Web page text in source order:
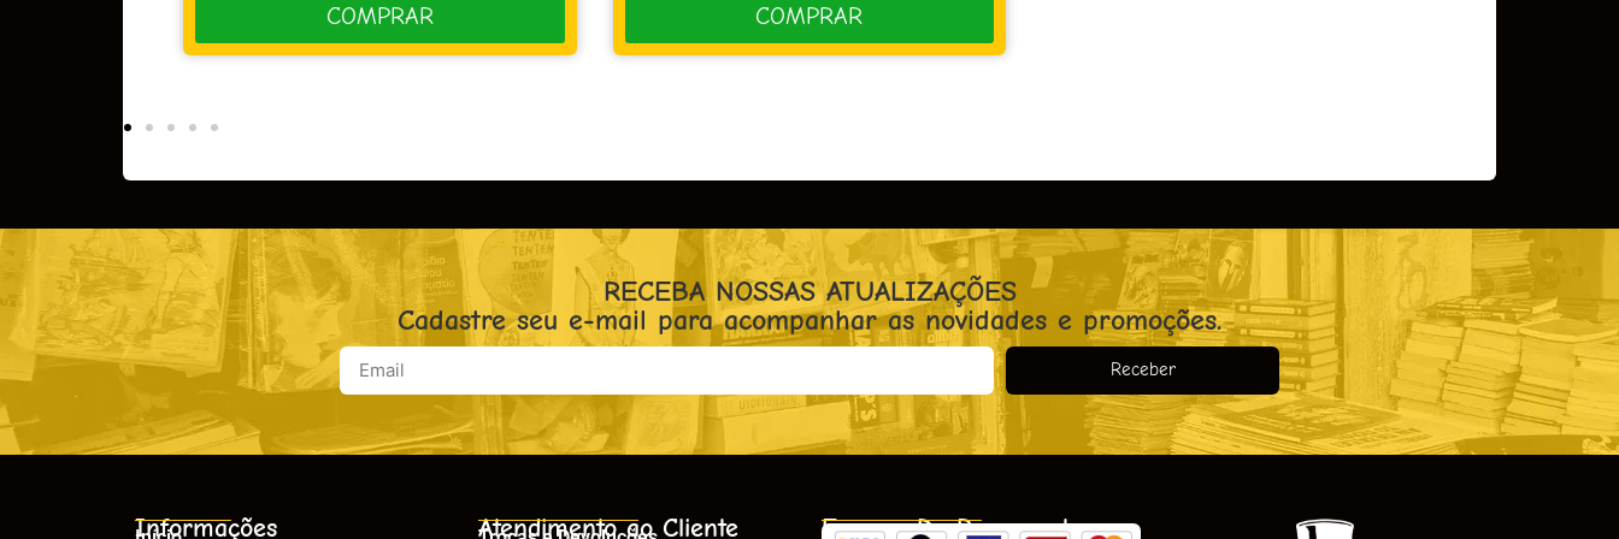
COMPRAR
RECEBA NOSSAS ATUALIZAÇÕES
Cadastre seu e-mail para acompanhar as novidades e promoções.
Receber
Informações Atendimento ao Cliente Formas De Pagamento